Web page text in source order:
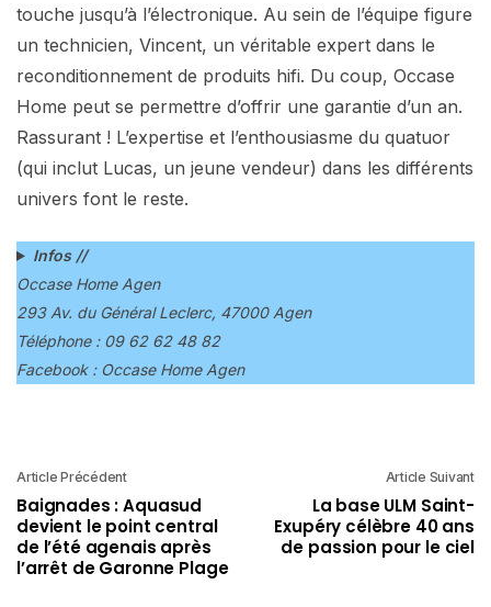
touche jusqu’à l’électronique. Au sein de l’équipe figure
un technicien, Vincent, un véritable expert dans le
reconditionnement de produits hifi. Du coup, Occase
Home peut se permettre d’offrir une garantie d’un an.
Rassurant ! L’expertise et l’enthousiasme du quatuor
(qui inclut Lucas, un jeune vendeur) dans les différents
univers font le reste.
Infos //
Occase Home Agen
293 Av. du Général Leclerc, 47000 Agen
Téléphone : 09 62 62 48 82
Facebook : Occase Home Agen
Article Précédent
Baignades : Aquasud
devient le point central
de l’été agenais après
l’arrêt de Garonne Plage
Article Suivant
La base ULM Saint-
Exupéry célèbre 40 ans
de passion pour le ciel